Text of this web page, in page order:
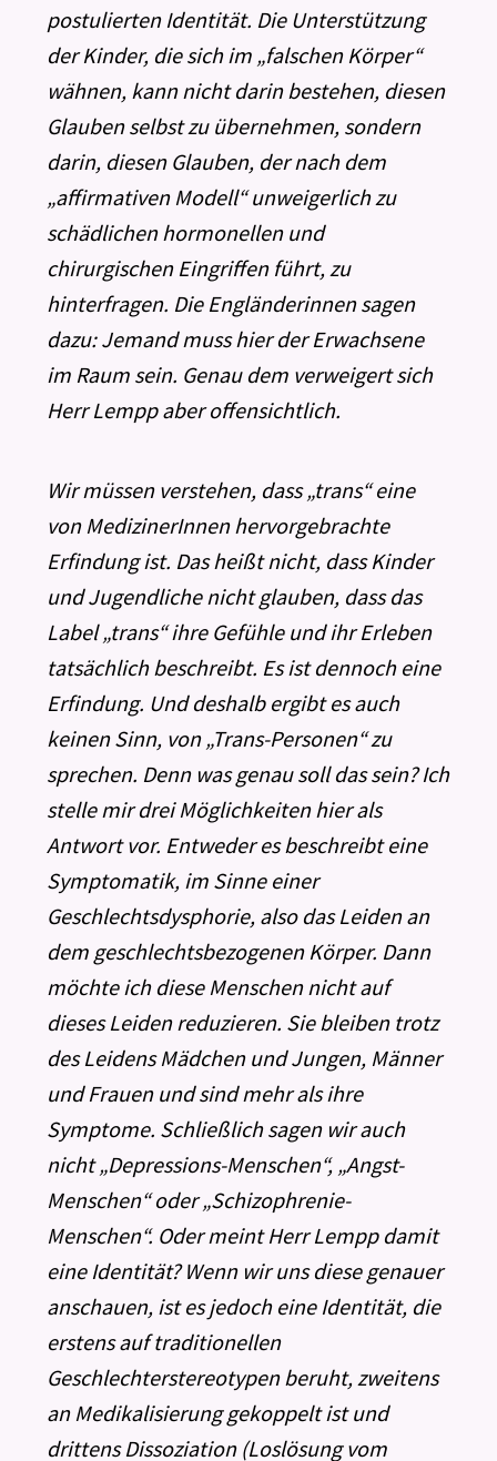
postulierten Identität. Die Unterstützung
der Kinder, die sich im „falschen Körper“
wähnen, kann nicht darin bestehen, diesen
Glauben selbst zu übernehmen, sondern
darin, diesen Glauben, der nach dem
„affirmativen Modell“ unweigerlich zu
schädlichen hormonellen und
chirurgischen Eingriffen führt, zu
hinterfragen. Die Engländerinnen sagen
dazu: Jemand muss hier der Erwachsene
im Raum sein. Genau dem verweigert sich
Herr Lempp aber offensichtlich.
Wir müssen verstehen, dass „trans“ eine
von MedizinerInnen hervorgebrachte
Erfindung ist. Das heißt nicht, dass Kinder
und Jugendliche nicht glauben, dass das
Label „trans“ ihre Gefühle und ihr Erleben
tatsächlich beschreibt. Es ist dennoch eine
Erfindung. Und deshalb ergibt es auch
keinen Sinn, von „Trans-Personen“ zu
sprechen. Denn was genau soll das sein? Ich
stelle mir drei Möglichkeiten hier als
Antwort vor. Entweder es beschreibt eine
Symptomatik, im Sinne einer
Geschlechtsdysphorie, also das Leiden an
dem geschlechtsbezogenen Körper. Dann
möchte ich diese Menschen nicht auf
dieses Leiden reduzieren. Sie bleiben trotz
des Leidens Mädchen und Jungen, Männer
und Frauen und sind mehr als ihre
Symptome. Schließlich sagen wir auch
nicht „Depressions-Menschen“, „Angst-
Menschen“ oder „Schizophrenie-
Menschen“. Oder meint Herr Lempp damit
eine Identität? Wenn wir uns diese genauer
anschauen, ist es jedoch eine Identität, die
erstens auf traditionellen
Geschlechterstereotypen beruht, zweitens
an Medikalisierung gekoppelt ist und
drittens Dissoziation (Loslösung vom